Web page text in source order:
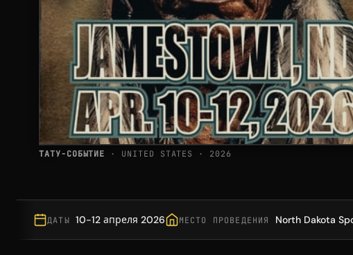
ТАТУ-СОБЫТИЕ · UNITED STATES · 2026
ДАТЫ 10-12 апреля 2026 МЕСТО ПРОВЕДЕНИЯ North Dakota